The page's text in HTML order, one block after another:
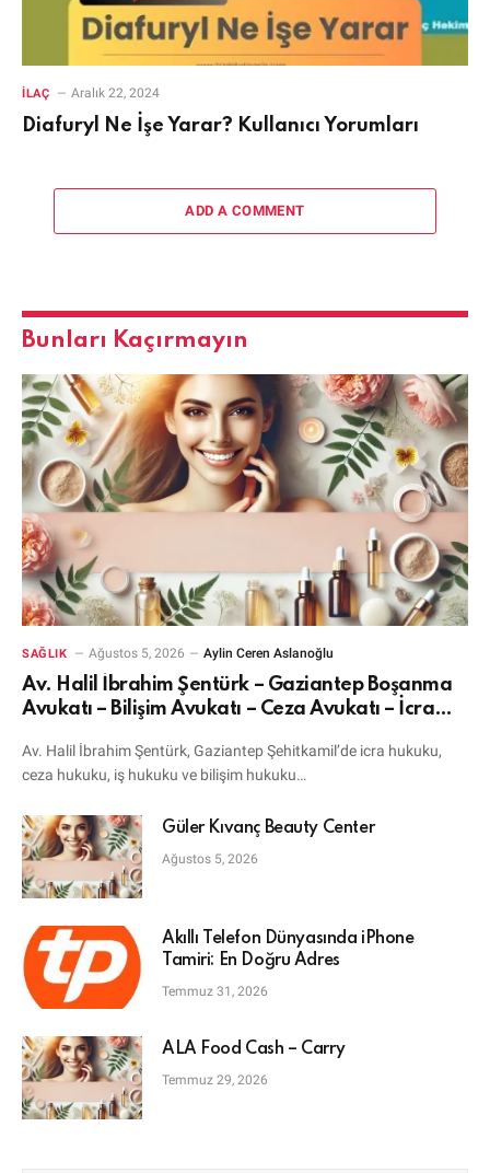
İLAÇ Aralık 22, 2024
Diafuryl Ne İşe Yarar? Kullanıcı Yorumları
ADD A COMMENT
Bunları Kaçırmayın
SAĞLIK Ağustos 5, 2026 Aylin Ceren Aslanoğlu
Av. Halil İbrahim Şentürk – Gaziantep Boşanma
Avukatı – Bilişim Avukatı – Ceza Avukatı – İcra
Av. Halil İbrahim Şentürk, Gaziantep Şehitkamil’de icra hukuku,
ceza hukuku, iş hukuku ve bilişim hukuku…
Güler Kıvanç Beauty Center
Ağustos 5, 2026
Akıllı Telefon Dünyasında iPhone
Tamiri: En Doğru Adres
Temmuz 31, 2026
ALA Food Cash – Carry
Temmuz 29, 2026